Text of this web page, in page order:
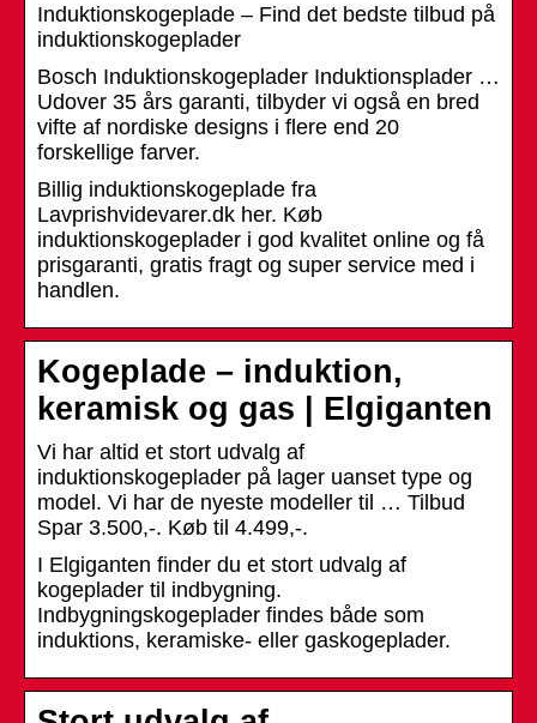
Induktionskogeplade – Find det bedste tilbud på
induktionskogeplader
Bosch Induktionskogeplader Induktionsplader …
Udover 35 års garanti, tilbyder vi også en bred
vifte af nordiske designs i flere end 20
forskellige farver.
Billig induktionskogeplade fra
Lavprishvidevarer.dk her. Køb
induktionskogeplader i god kvalitet online og få
prisgaranti, gratis fragt og super service med i
handlen.
Kogeplade – induktion,
keramisk og gas | Elgiganten
Vi har altid et stort udvalg af
induktionskogeplader på lager uanset type og
model. Vi har de nyeste modeller til … Tilbud
Spar 3.500,-. Køb til 4.499,-.
I Elgiganten finder du et stort udvalg af
kogeplader til indbygning.
Indbygningskogeplader findes både som
induktions, keramiske- eller gaskogeplader.